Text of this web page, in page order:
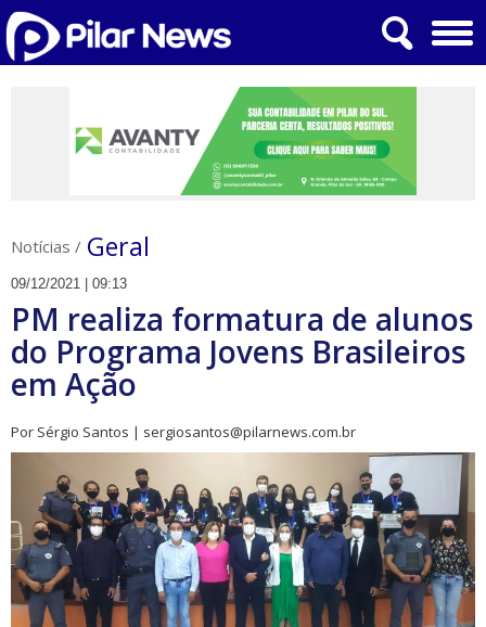
Notícias / Geral
09/12/2021 | 09:13
PM realiza formatura de alunos
do Programa Jovens Brasileiros
em Ação
Por Sérgio Santos | sergiosantos@pilarnews.com.br